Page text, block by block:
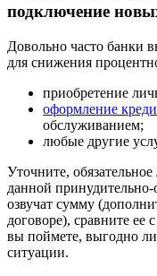
подключение
Довольно часто банки
для снижения
приобретение
оформление
обслуживанием;
любые другие
Уточните,
данной принудительно-
озвучат сумму
договоре), сравните ее
вы поймете, выгодно
ситуации.